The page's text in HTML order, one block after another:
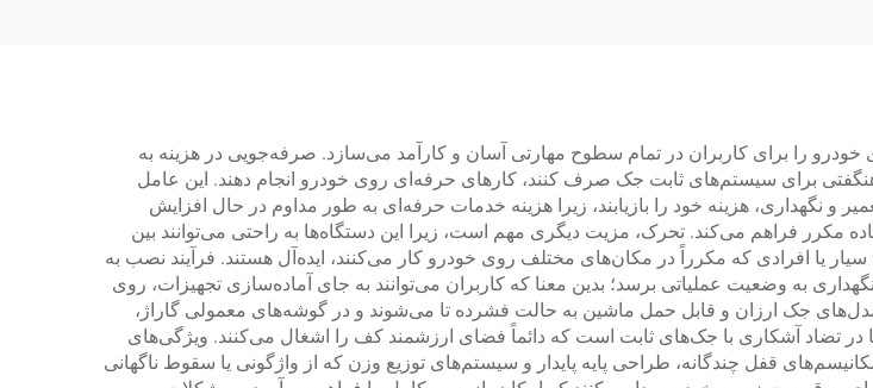
را برای کاربران در تمام سطوح مهارتی آسان و کارآمد می‌سازد. صرفه‌جویی در هزینه به
برای سیستم‌های ثابت جک صرف کنند، کارهای حرفه‌ای روی خودرو انجام دهند. این عامل
و نگهداری، هزینه خود را بازیابند، زیرا هزینه خدمات حرفه‌ای به طور مداوم در حال افزایش
فراهم می‌کند. تحرک، مزیت دیگری مهم است، زیرا این دستگاه‌ها به راحتی می‌توانند بین
یا افرادی که مکرراً در مکان‌های مختلف روی خودرو کار می‌کنند، ایده‌آل هستند. فرآیند نصب به
به وضعیت عملیاتی برسد؛ بدین معنا که کاربران می‌توانند به جای آماده‌سازی تجهیزات، روی
مدل‌های جک ارزان و قابل حمل ماشین به حالت فشرده تا می‌شوند و در گوشه‌های معمولی گاراژ،
در تضاد آشکاری با جک‌های ثابت است که دائماً فضای ارزشمند کف را اشغال می‌کنند. ویژگی‌های
قفل چندگانه، طراحی پایه پایدار و سیستم‌های توزیع وزن که از واژگونی یا سقوط ناگهانی